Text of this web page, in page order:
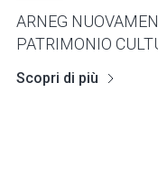
ARNEG
PATRIMONIO
Scopri di più